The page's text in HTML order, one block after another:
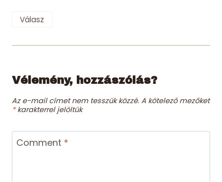
Válasz
Vélemény, hozzászólás?
Az e-mail címet nem tesszük közzé. A kötelező mezőket
*karakterrel jelöltük
Comment *